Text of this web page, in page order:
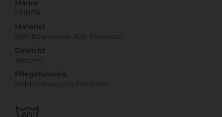
Marke
LEIBER
Material
50% Baumwolle 50% Polyester
Gewicht
180g/m²
Pflegehinweis
Industriewäsche Trockner